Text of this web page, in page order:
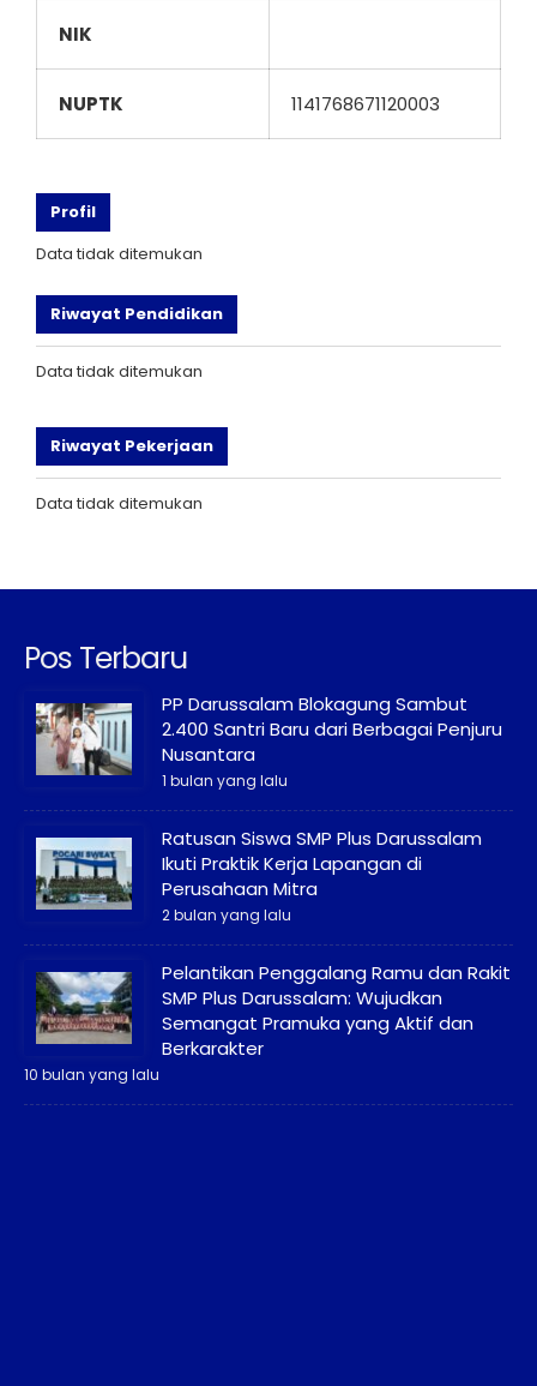
NIK
NUPTK 1141768671120003
Profil
Data tidak ditemukan
Riwayat Pendidikan
Data tidak ditemukan
Riwayat Pekerjaan
Data tidak ditemukan
Pos Terbaru
PP Darussalam Blokagung Sambut
2.400 Santri Baru dari Berbagai Penjuru
Nusantara
1 bulan yang lalu
Ratusan Siswa SMP Plus Darussalam
Ikuti Praktik Kerja Lapangan di
Perusahaan Mitra
2 bulan yang lalu
Pelantikan Penggalang Ramu dan Rakit
SMP Plus Darussalam: Wujudkan
Semangat Pramuka yang Aktif dan
Berkarakter
10 bulan yang lalu